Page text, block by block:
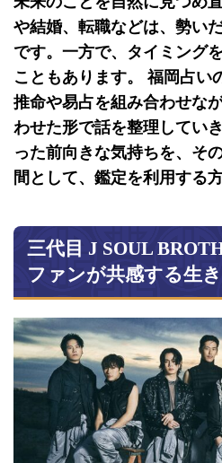
や結婚、転職などは、勢い
です。一方で、タイミング
こともあります。 福岡占い
推命や易占を組み合わせな
わせた形で話を整理してい
った前向きな気持ちを、そ
間として、鑑定を利用する
三代目 J SOUL
ファンが共感する生